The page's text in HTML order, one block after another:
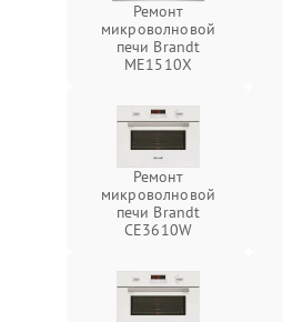
Ремонт
микроволновой
печи Brandt
ME1510X
Ремонт
микроволновой
печи Brandt
CE3610W